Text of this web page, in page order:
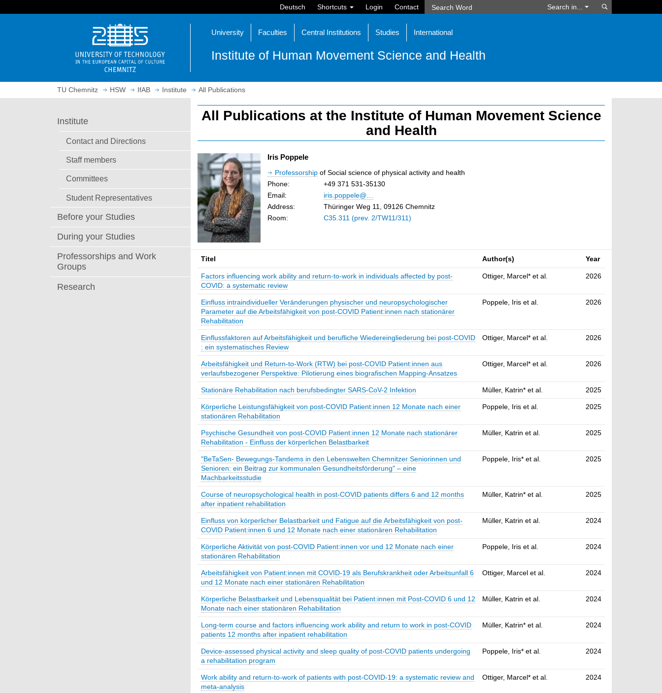
a
Deutsch Shortcuts Login Contact Search in...
e
n
o
m
a
University Faculties Central Institutions Studies International
Institute of Human Movement Science and Health
TU Chemnitz HSW IfAB Institute All Publications
Institute
Contact and Directions
Staff members
Committees
Student Representatives
Before your Studies
During your Studies
Professorships and Work
Groups
Research
All Publications at the Institute of Human Movement Science
and Health
Iris Poppele
Professorship of Social science of physical activity and health
Phone:
+49 371 531-35130
Email:
iris.poppele@…
Address:
Thüringer Weg 11, 09126 Chemnitz
Room:
C35.311 (prev. 2/TW11/311)
Titel Author(s) Year
Factors influencing work ability and return-to-work in individuals affected by post-
COVID: a systematic review
Ottiger, Marcel* et al. 2026
Einfluss intraindividueller Veränderungen physischer und neuropsychologischer
Parameter auf die Arbeitsfähigkeit von post-COVID Patient:innen nach stationärer
Rehabilitation
Poppele, Iris et al. 2026
Einflussfaktoren auf Arbeitsfähigkeit und berufliche Wiedereingliederung bei post-COVID
: ein systematisches Review
Ottiger, Marcel* et al. 2026
Arbeitsfähigkeit und Return-to-Work (RTW) bei post-COVID Patient:innen aus
verlaufsbezogener Perspektive: Pilotierung eines biografischen Mapping-Ansatzes
Ottiger, Marcel* et al. 2026
Stationäre Rehabilitation nach berufsbedingter SARS-CoV-2 Infektion Müller, Katrin* et al. 2025
Körperliche Leistungsfähigkeit von post-COVID Patient:innen 12 Monate nach einer
stationären Rehabilitation
Poppele, Iris et al. 2025
Psychische Gesundheit von post-COVID Patient:innen 12 Monate nach stationärer
Rehabilitation - Einfluss der körperlichen Belastbarkeit
Müller, Katrin et al. 2025
"BeTaSen- Bewegungs-Tandems in den Lebenswelten Chemnitzer Seniorinnen und
Senioren: ein Beitrag zur kommunalen Gesundheitsförderung" – eine
Machbarkeitsstudie
Poppele, Iris* et al. 2025
Course of neuropsychological health in post-COVID patients differs 6 and 12 months
after inpatient rehabilitation
Müller, Katrin* et al. 2025
Einfluss von körperlicher Belastbarkeit und Fatigue auf die Arbeitsfähigkeit von post-
COVID Patient:innen 6 und 12 Monate nach einer stationären Rehabilitation
Müller, Katrin et al. 2024
Körperliche Aktivität von post-COVID Patient:innen vor und 12 Monate nach einer
stationären Rehabilitation
Poppele, Iris et al. 2024
Arbeitsfähigkeit von Patient:innen mit COVID-19 als Berufskrankheit oder Arbeitsunfall 6
und 12 Monate nach einer stationären Rehabilitation
Ottiger, Marcel et al. 2024
Körperliche Belastbarkeit und Lebensqualität bei Patient:innen mit Post-COVID 6 und 12
Monate nach einer stationären Rehabilitation
Müller, Katrin et al. 2024
Long-term course and factors influencing work ability and return to work in post-COVID
patients 12 months after inpatient rehabilitation
Müller, Katrin* et al. 2024
Device-assessed physical activity and sleep quality of post-COVID patients undergoing
a rehabilitation program
Poppele, Iris* et al. 2024
Work ability and return-to-work of patients with post-COVID-19: a systematic review and
meta-analysis
Ottiger, Marcel* et al. 2024